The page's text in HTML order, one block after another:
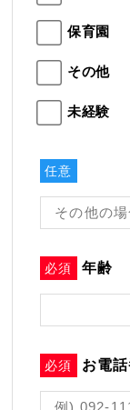
保育園
その他
未経験
任意
必須 年齢
必須 お電